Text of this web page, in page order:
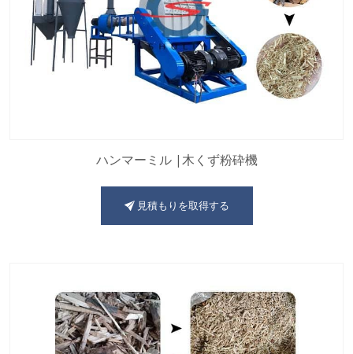
ハンマーミル |木くず粉砕機
見積もりを取得する